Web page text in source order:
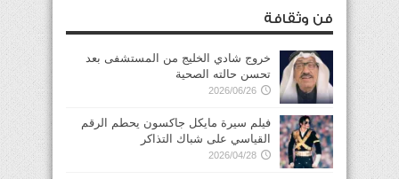
فن وثقافة
خروج شادي الخليج من المستشفى بعد
تحسن حالته الصحية
2026/06/26
فيلم سيرة مايكل جاكسون يحطم الرقم
القياسي على شباك التذاكر
2026/04/28